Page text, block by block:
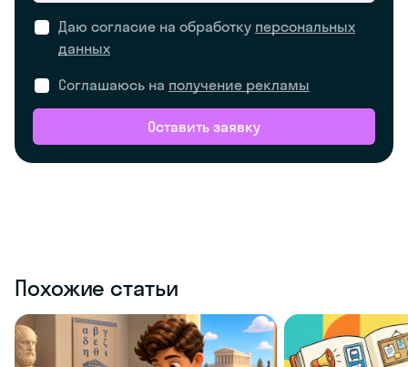
Даю согласие на обработку персональных
данных
Соглашаюсь на получение рекламы
Оставить заявку
Похожие статьи